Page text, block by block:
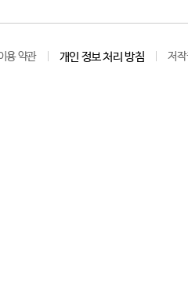
용 약관 개인 정보 처리 방침 저